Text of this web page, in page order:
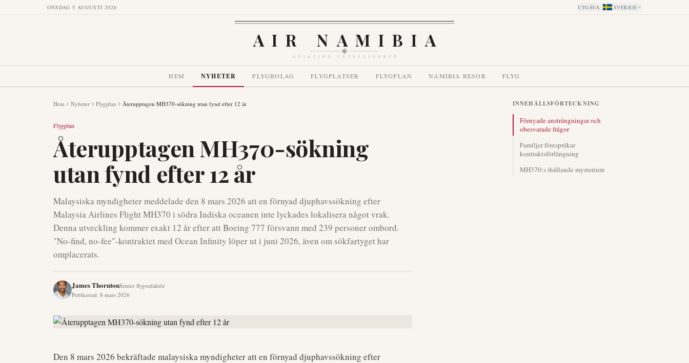
ONSDAG 5 AUGUSTI 2026 UTGÅVA: SVERIGE
AIR NAMIBIA
AVIATION INTELLIGENCE
HEM NYHETER FLYGBOLAG FLYGPLATSER FLYGPLAN NAMIBIA RESOR FLYG
Hem Nyheter Flygplan Återupptagen MH370-sökning utan fynd efter 12 år
Flygplan
Återupptagen MH370-sökning
utan fynd efter 12 år
Malaysiska myndigheter meddelade den 8 mars 2026 att en förnyad djuphavssökning efter
Malaysia Airlines Flight MH370 i södra Indiska oceanen inte lyckades lokalisera något vrak.
Denna utveckling kommer exakt 12 år efter att Boeing 777 försvann med 239 personer ombord.
"No-find, no-fee"-kontraktet med Ocean Infinity löper ut i juni 2026, även om sökfartyget har
omplacerats.
James ThorntonSenior flygredaktör
Publicerad: 8 mars 2026
Den 8 mars 2026 bekräftade malaysiska myndigheter att en förnyad djuphavssökning efter
INNEHÅLLSFÖRTECKNING
Förnyade ansträngningar och
obesvarade frågor
Familjer förespråkar
kontraktsförlängning
MH370:s ihållande mysterium